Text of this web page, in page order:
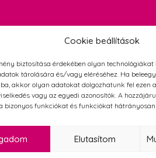
Cookie beállítások
biztosítása érdekében olyan
tárolására és/vagy eléréséhez. Ha
akkor olyan adatokat dolgozhatunk fel ezen
vagy az egyedi azonosítók. A
bizonyos funkciókat és funkciókat
Elutasítom
FeltételekAdatvédelmi és